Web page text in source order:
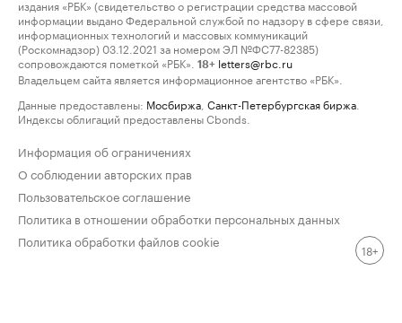
издания «РБК» (свидетельство о регистрации средства массовой
информации выдано Федеральной службой по надзору в сфере связи,
информационных технологий и массовых коммуникаций
(Роскомнадзор) 03.12.2021 за номером ЭЛ №ФС77-82385)
сопровождаются пометкой «РБК».
18+ letters@rbc.ru
Владельцем сайта является информационное агентство «РБК».
Данные предоставлены: Мосбиржа Санкт-Петербургская биржа
Индексы облигаций предоставлены Cbonds.
Информация об ограничениях
О соблюдении авторских прав
Пользовательское соглашение
Политика в отношении обработки персональных данных
Политика обработки файлов cookie
18+